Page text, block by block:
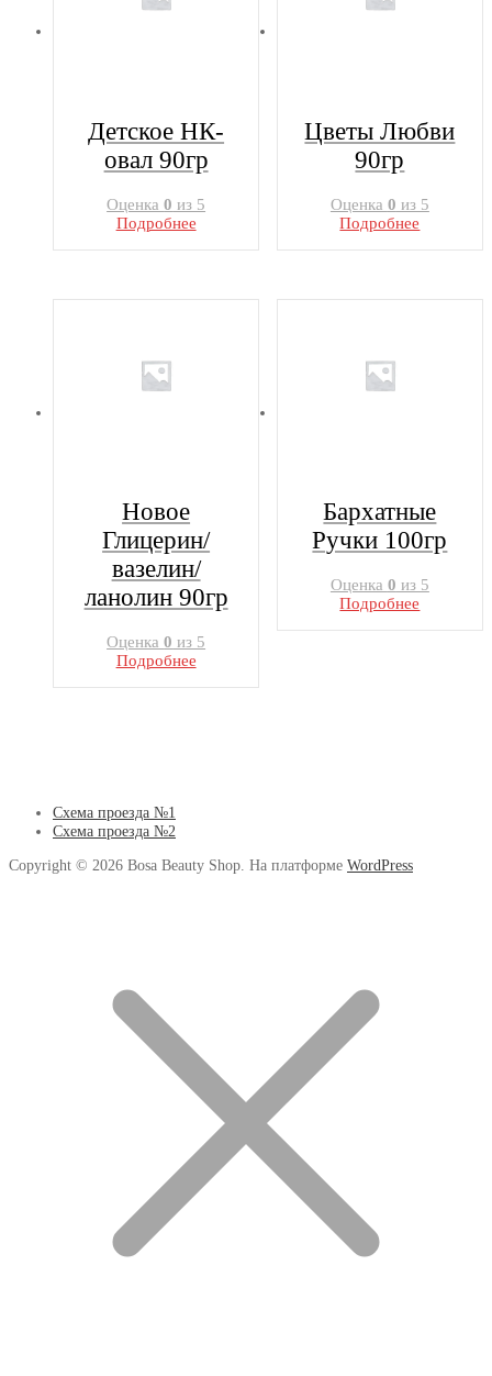
Детское НК-
овал 90гр
Оценка0 из 5
Подробнее
Цветы Любви
90гр
Оценка 0 из 5
Подробнее
Новое
Глицерин/
вазелин/
ланолин 90гр
Оценка0 из 5
Подробнее
Бархатные
Ручки 100гр
Оценка 0 из 5
Подробнее
Схема проезда №1
Схема проезда №2
Copyright © 2026 Bosa Beauty Shop. На платформе WordPress